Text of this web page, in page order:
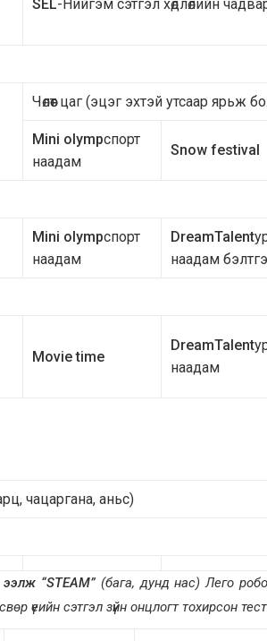
SEL-Нийгэм сэтгэл хөдлөлийн
Чөлөөт цаг (эцэг эхтэй утсаар ярьж
Mini olympспорт
наадам
Snow festival
Mini olympспорт
наадам
DreamTalent
наадам
Movie time
DreamTalent
наадам
чацаргана, аньс)
“STEAM” (бага, дунд нас)Лего
үеийн сэтгэл зүйн онцлогт тохирсон